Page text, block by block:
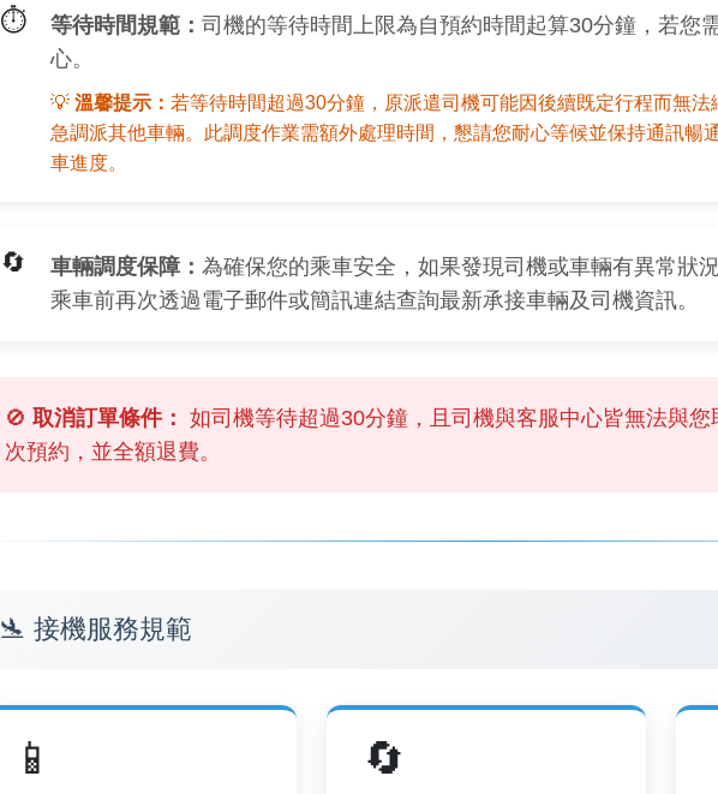
⏱️ 等待時間規範： 司機的等待時間上限為自預約時間起算30分鐘，若您
心。
💡 溫馨提示： 若等待時間超過30分鐘，原派遣司機可能因後續既定行程而無
急調派其他車輛。此調度作業需額外處理時間，懇請您耐心等候並保持通訊暢
車進度。
🔄 車輛調度保障： 為確保您的乘車安全，如果發現司機或車輛有異常狀
乘車前再次透過電子郵件或簡訊連結查詢最新承接車輛及司機資訊。
🚫 取消訂單條件： 如司機等待超過30分鐘，且司機與客服中心皆無法與
次預約，並全額退費。
🛬 接機服務規範
📱 🔄